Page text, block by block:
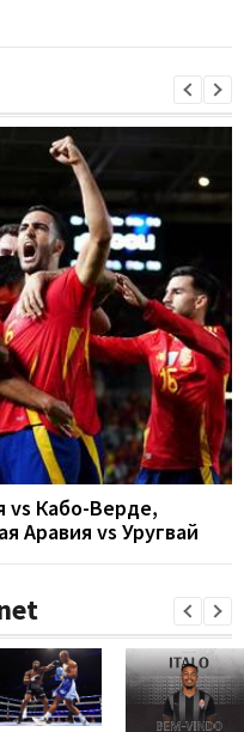
vs Кабо-Верде,
Аравия vs Уругвай